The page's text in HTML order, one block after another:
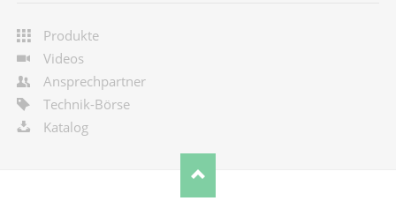
Produkte
Videos
Ansprechpartner
Technik-Börse
Katalog